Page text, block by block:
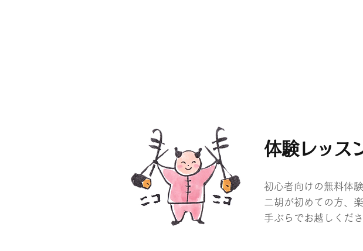
体験レッス
初心者向けの無料体
二胡が初めての方、
手ぶらでお越しくだ